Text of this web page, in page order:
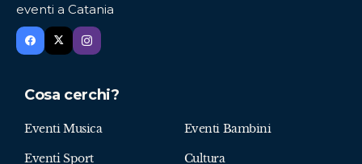
eventi a Catania
Cosa cerchi?
Eventi Musica Eventi Bambini
Eventi Sport Cultura